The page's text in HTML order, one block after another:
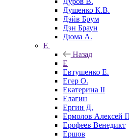
Душенко К.В.
Дэйв Брум
Дэн Браун
Дюма А.
Е
Назад
Е
Евтушенко Е.
Егер О.
Екатерина II
Елагин
Ергин Д.
Ермолов Алексей
Ерофеев Венедикт
Ершов